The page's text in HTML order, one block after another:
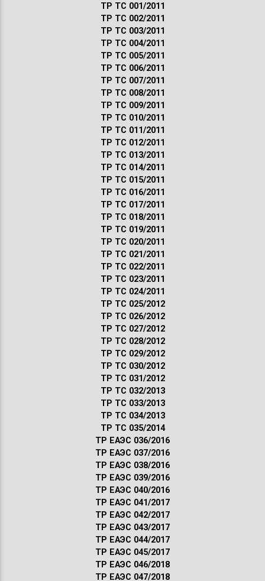
ТР ТС 001/2011
ТР ТС 002/2011
ТР ТС 003/2011
ТР ТС 004/2011
ТР ТС 005/2011
ТР ТС 006/2011
ТР ТС 007/2011
ТР ТС 008/2011
ТР ТС 009/2011
ТР ТС 010/2011
ТР ТС 011/2011
ТР ТС 012/2011
ТР ТС 013/2011
ТР ТС 014/2011
ТР ТС 015/2011
ТР ТС 016/2011
ТР ТС 017/2011
ТР ТС 018/2011
ТР ТС 019/2011
ТР ТС 020/2011
ТР ТС 021/2011
ТР ТС 022/2011
ТР ТС 023/2011
ТР ТС 024/2011
ТР ТС 025/2012
ТР ТС 026/2012
ТР ТС 027/2012
ТР ТС 028/2012
ТР ТС 029/2012
ТР ТС 030/2012
ТР ТС 031/2012
ТР ТС 032/2013
ТР ТС 033/2013
ТР ТС 034/2013
ТР ТС 035/2014
ТР ЕАЭС 036/2016
ТР ЕАЭС 037/2016
ТР ЕАЭС 038/2016
ТР ЕАЭС 039/2016
ТР ЕАЭС 040/2016
ТР ЕАЭС 041/2017
ТР ЕАЭС 042/2017
ТР ЕАЭС 043/2017
ТР ЕАЭС 044/2017
ТР ЕАЭС 045/2017
ТР ЕАЭС 046/2018
ТР ЕАЭС 047/2018